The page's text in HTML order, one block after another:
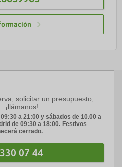
solicitar un presupuesto,
¡llámanos!
a 21:00 y sábados de 10.00 a
de 09:30 a 18:00. Festivos
cerrado.
07 44